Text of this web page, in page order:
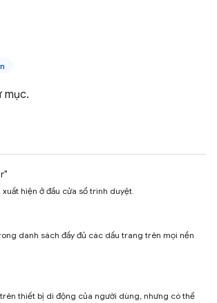
mục.
hiện ở đầu cửa sổ trình duyệt.
danh sách đầy đủ các dấu trang trên mọi nền
thiết bị di động của người dùng, nhưng có thể